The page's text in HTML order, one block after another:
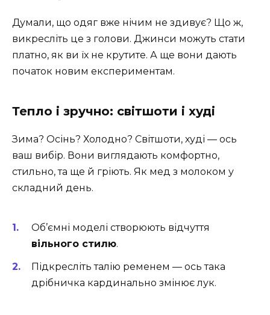
Думали, що одяг вже нічим не здивує? Що ж,
викресліть це з голови. Джинси можуть стати
платно, як ви їх не крутите. А ще вони дають
початок новим експериментам.
Тепло і зручно: світшоти і худі
Зима? Осінь? Холодно? Світшоти, худі — ось
ваш вибір. Вони виглядають комфортно,
стильно, та ще й гріють. Як мед з молоком у
складний день.
Об’ємні моделі створюють відчуття
вільного стилю.
Підкресліть талію ременем — ось така
дрібничка кардинально змінює лук.